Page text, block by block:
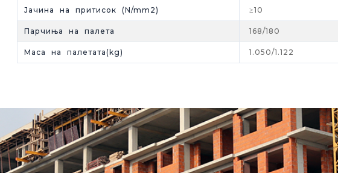
Јачина на притисок (N/mm2) ≥10
Парчиња на палета 168/180
Mаса на палетата(kg) 1.050/1.122